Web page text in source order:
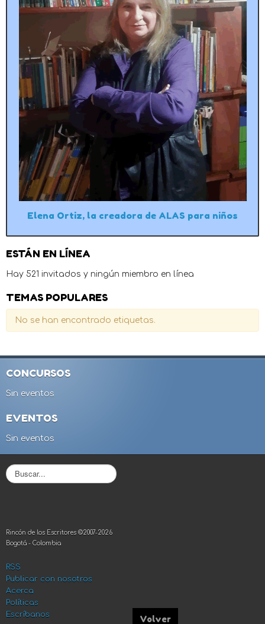
Elena Ortiz, la creadora de ALAS para niños
ESTÁN EN LÍNEA
Hay 521 invitados y ningún miembro en línea
TEMAS POPULARES
No se han encontrado etiquetas.
CONCURSOS
Sin eventos
EVENTOS
Sin eventos
B
u
r
.
.
Rincón de los Escritores ©2007-2026
Bogotá - Colombia
RSS
Publicar con nosotros
Acerca
Políticas
Escríbanos
Volver